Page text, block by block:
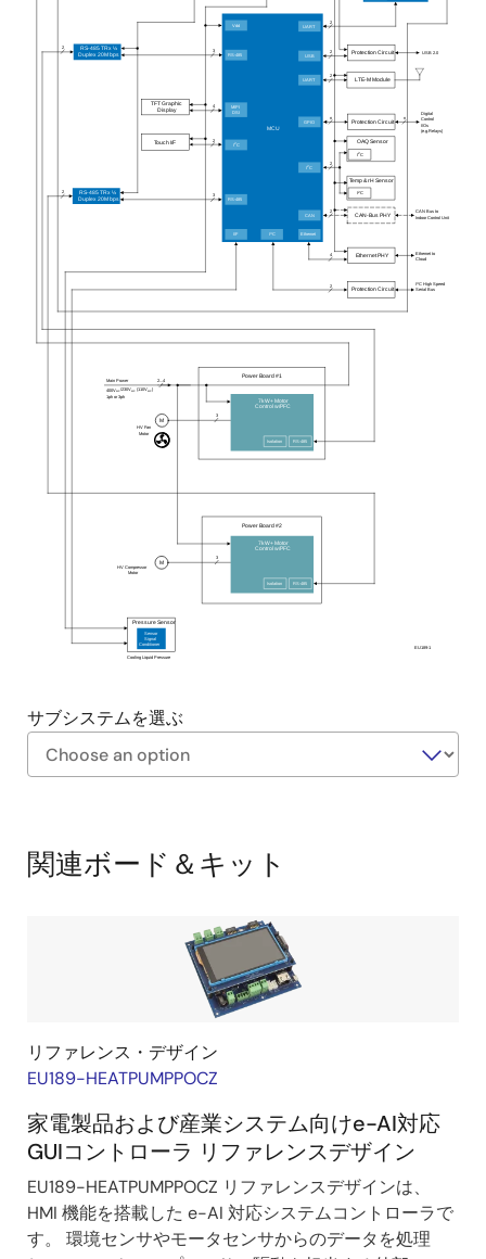
® 、およびオプションのLTE-
M/NB-IoTによるIoT通信。
外部制御ユニットは、ヒートポンプとパラメータ
を交換したり、デジタル I/O、CANバス、USB2.0
I/F、およびBluetoothを介して制御します。
ハイエンド版は、追加のペリフェラルインタフェー
スとパフォーマンス機能を追加します。
イーサネットおよびI3Cインタフェース。
ハイエンドディスプレイ用のMIPI DSIインタフェ
高性能アプリケーションのための追加のオンボー
MODBUSプロトコルを利用したRS-485インタフェ
ースは、e-AIにリアルタイムフィードバックを提供
しながら、最大2台の10kWモータ負荷を制御する双
方向通信を可能にします。
Power Board #2
EU189-1
RS-485 TRx ½
Duplex 20M bps
RS-485 TRx ½
Duplex 20M bps
Protection Circuit
LTE-M Module
Protection Circuit
CAN-Bus PHY
Ethernet PHY
Protection Circuit
TFT Graphic
Display
Touch I/F
M
M
2
2
2
n
2
CAN Bus to
Indoor Control Unit
Ethernet to
Cloud
I3C High Speed
Serial Bus
USB 2.0
Digital
Control
I/Os
(e.g.Relays)
4
2
4
3
3
Cooling Liquid Pressure
Pressure Sensor
Sensor
Signal
Conditioner
Power Board #1
3
3
HV Fan
Motor
HV Compressor
Motor
Main Power
400Vac /230Vac (110Vac
2...4
1ph or 3ph
2
2
2
2
n
Temp & rH Sensor
I2C
OAQ Sensor
I2C
7kW+ Motor
Control w/PFC
RS-485
Isolation
7kW+ Motor
Control w/PFC
RS-485
Isolation
MCU
RS-485
UART
USB
UART
GPIO
MIPI
DSI
I2C
I2C
RS-485
I/F
CAN
3C Ethernet
Vdd
サブシステムを選ぶ
Diagram
関連ボード＆キット
リファレンス・デザイン
EU189-HEATPUMPPOCZ
家電製品および産業システム向けe-AI対応
GUIコントローラ リファレンスデザイン
EU189-HEATPUMPPOCZ リファレンスデザインは、
HMI 機能を搭載した e-AI 対応システムコントローラで
す。 環境センサやモータセンサからのデータを処理